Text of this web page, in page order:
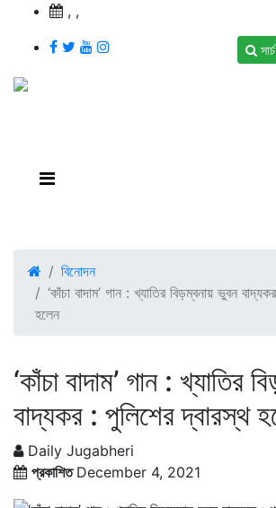
, ,
সার্চ
বিনোদন
‘কাঁচা বাদাম’ গান : খ্যাতির বিড়ম্বনায় ভুবন
হলেন
‘কাঁচা বাদাম’ গান : খ্যাতির
বাদ্যকর : পুলিশের দ্বারস্থ
Daily Jugabheri
প্রকাশিতDecember 4, 2021